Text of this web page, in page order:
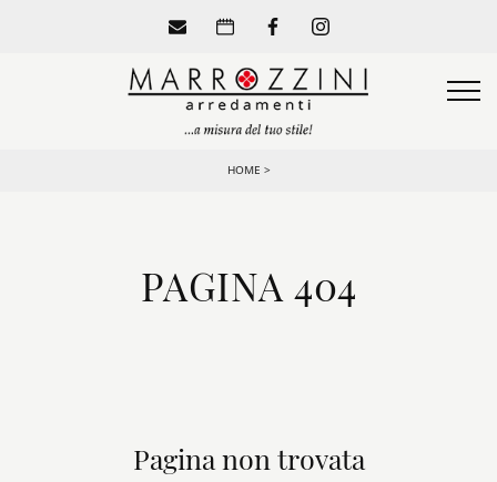
HOME >
PAGINA 404
Pagina non trovata